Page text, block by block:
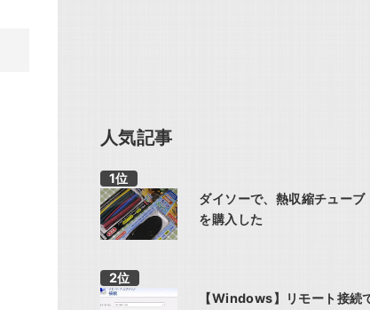
人気記事
ダイソーで、熱収縮チューブ
を購入した
【Windows】リモート接続